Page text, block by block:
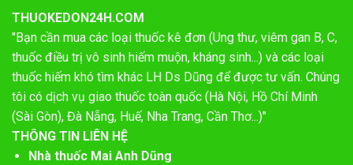
THUOKEDON24H.COM
"Bạn cần mua các loại thuốc kê đơn (Ung thư, viêm gan B, C,
thuốc điều trị vô sinh hiếm muộn, kháng sinh...) và các loại
thuốc hiếm khó tìm khác LH Ds Dũng để được tư vấn. Chúng
tôi có dịch vụ giao thuốc toàn quốc (Hà Nội, Hồ Chí Minh
(Sài Gòn), Đà Nẵng, Huế, Nha Trang, Cần Thơ...)"
THÔNG TIN LIÊN HỆ
Nhà thuốc Mai Anh Dũng